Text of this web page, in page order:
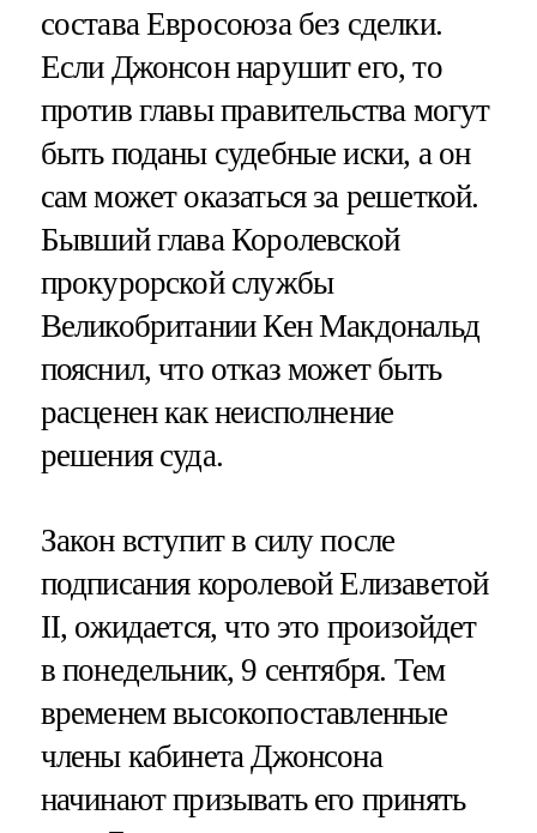
состава Евросоюза без сделки.
Если Джонсон нарушит его, то
против главы правительства могут
быть поданы судебные иски, а он
сам может оказаться за решеткой.
Бывший глава Королевской
прокурорской службы
Великобритании Кен Макдональд
пояснил, что отказ может быть
расценен как неисполнение
решения суда.
Закон вступит в силу после
подписания королевой Елизаветой
II, ожидается, что это произойдет
в понедельник, 9 сентября. Тем
временем высокопоставленные
члены кабинета Джонсона
начинают призывать его принять